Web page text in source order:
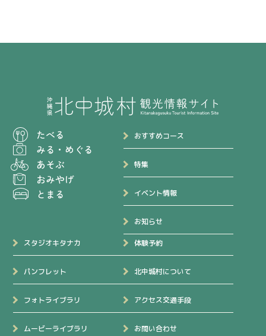
たべる
みる ・ めぐる
あそぶ
おみやげ
とまる
おすすめコース
特集
イベント情報
お知らせ
スタジオキタナカ
パンフレット
フォトライブラリ
ムービーライブラリ
体験予約
北中城村について
アクセス交通手段
お問い合わせ